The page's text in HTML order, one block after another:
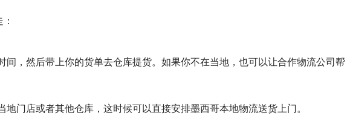
间，然后带上你的货单去仓库提货。如果你不在当地，也可以让合作物流公司帮
门店或者其他仓库，这时候可以直接安排墨西哥本地物流送货上门。